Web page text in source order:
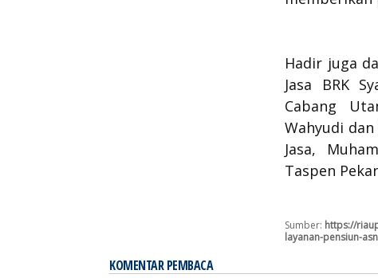
Hadir juga
Jasa BRK
Cabang
Wahyudi
Jasa,
Taspen
Sumber: https://
layanan-pensiun-
KOMENTAR PEMBACA